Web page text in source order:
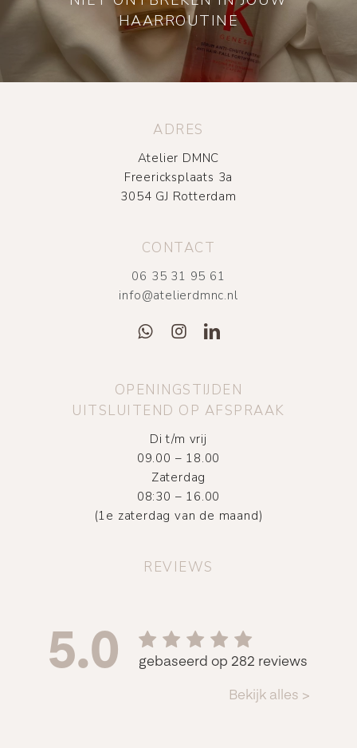
HAARROUTINE
ADRES
Atelier DMNC
Freericksplaats 3a
3054 GJ Rotterdam
CONTACT
06 35 31 95 61
info@atelierdmnc.nl
OPENINGSTIJDEN
UITSLUITEND OP AFSPRAAK
Di t/m vrij
09.00 – 18.00
Zaterdag
08:30 – 16.00
(1e zaterdag van de maand)
REVIEWS